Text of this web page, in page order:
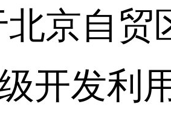
北京自贸
开发利